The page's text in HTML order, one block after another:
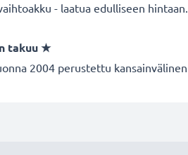
- laatua edulliseen hintaan.
takuu★
2004 perustettu